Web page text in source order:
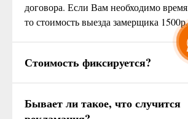
договора. Если Вам необходимо
то стоимость выезда замерщика 1500р.
Стоимость фиксируется?
Бывает ли такое, что случится